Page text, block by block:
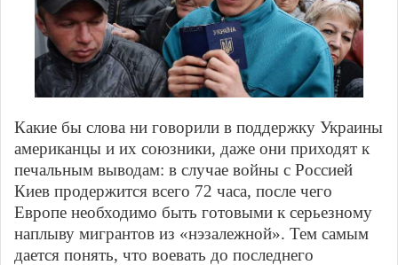
Какие бы слова ни говорили в поддержку Украины
американцы и их союзники, даже они приходят к
печальным выводам: в случае войны с Россией
Киев продержится всего 72 часа, после чего
Европе необходимо быть готовыми к серьезному
наплыву мигрантов из «нэзалежной». Тем самым
дается понять, что воевать до последнего